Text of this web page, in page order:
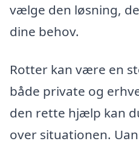
vælge den løsning,
dine behov.
Rotter kan være en
både private og
den rette hjælp kan
over situationen.